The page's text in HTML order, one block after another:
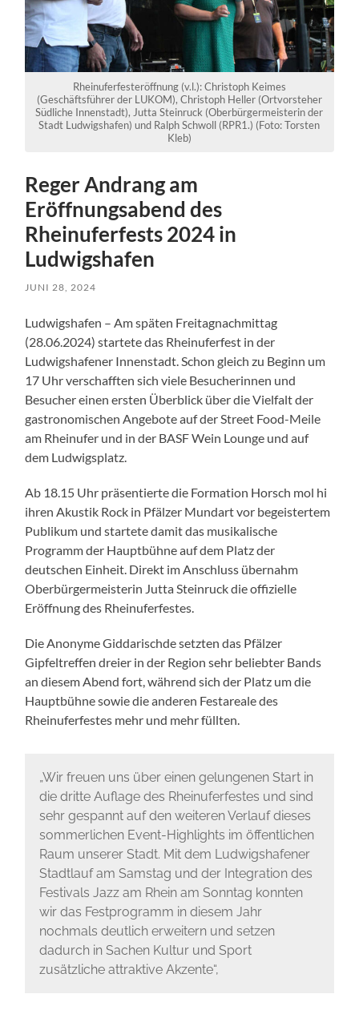
Rheinuferfesteröffnung (v.l.): Christoph Keimes
(Geschäftsführer der LUKOM), Christoph Heller (Ortvorsteher
Südliche Innenstadt), Jutta Steinruck (Oberbürgermeisterin der
Stadt Ludwigshafen) und Ralph Schwoll (RPR1.) (Foto: Torsten
Kleb)
Reger Andrang am
Eröffnungsabend des
Rheinuferfests 2024 in
Ludwigshafen
JUNI 28, 2024
Ludwigshafen – Am späten Freitagnachmittag
(28.06.2024) startete das Rheinuferfest in der
Ludwigshafener Innenstadt. Schon gleich zu Beginn um
17 Uhr verschafften sich viele Besucherinnen und
Besucher einen ersten Überblick über die Vielfalt der
gastronomischen Angebote auf der Street Food-Meile
am Rheinufer und in der BASF Wein Lounge und auf
dem Ludwigsplatz.
Ab 18.15 Uhr präsentierte die Formation Horsch mol hi
ihren Akustik Rock in Pfälzer Mundart vor begeistertem
Publikum und startete damit das musikalische
Programm der Hauptbühne auf dem Platz der
deutschen Einheit. Direkt im Anschluss übernahm
Oberbürgermeisterin Jutta Steinruck die offizielle
Eröffnung des Rheinuferfestes.
Die Anonyme Giddarischde setzten das Pfälzer
Gipfeltreffen dreier in der Region sehr beliebter Bands
an diesem Abend fort, während sich der Platz um die
Hauptbühne sowie die anderen Festareale des
Rheinuferfestes mehr und mehr füllten.
„Wir freuen uns über einen gelungenen Start in
die dritte Auflage des Rheinuferfestes und sind
sehr gespannt auf den weiteren Verlauf dieses
sommerlichen Event-Highlights im öffentlichen
Raum unserer Stadt. Mit dem Ludwigshafener
Stadtlauf am Samstag und der Integration des
Festivals Jazz am Rhein am Sonntag konnten
wir das Festprogramm in diesem Jahr
nochmals deutlich erweitern und setzen
dadurch in Sachen Kultur und Sport
zusätzliche attraktive Akzente“,